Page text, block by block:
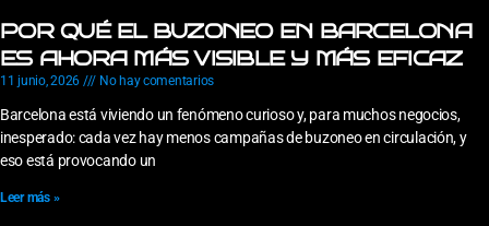
POR QUÉ EL BUZONEO EN BARCELONA
ES AHORA MÁS VISIBLE Y MÁS EFICAZ
11 junio, 2026 No hay comentarios
Barcelona está viviendo un fenómeno curioso y, para muchos negocios,
inesperado: cada vez hay menos campañas de buzoneo en circulación, y
eso está provocando un
Leer más »